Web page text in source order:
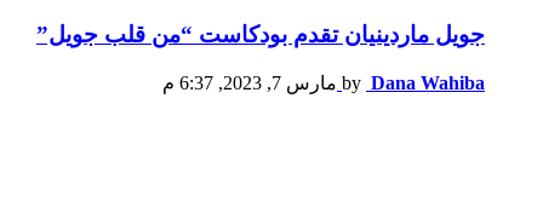
جويل ماردينيان تقدم بودكاست “من قلب جويل”
by Dana Wahiba مارس 7, 2023, 6:37 م